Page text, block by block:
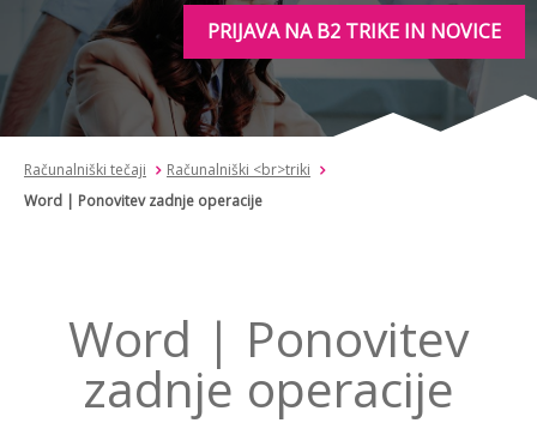
PRIJAVA NA B2 TRIKE IN NOVICE
Računalniški tečaji
Računalniški <br>triki
Word | Ponovitev zadnje operacije
Word | Ponovitev
zadnje operacije